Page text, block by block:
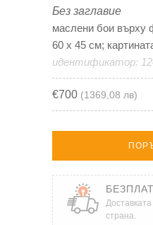
Без заглавие
маслени бои върху
60 х 45 см;
идентификатор:
€700 (1369,08 лв)
страна.